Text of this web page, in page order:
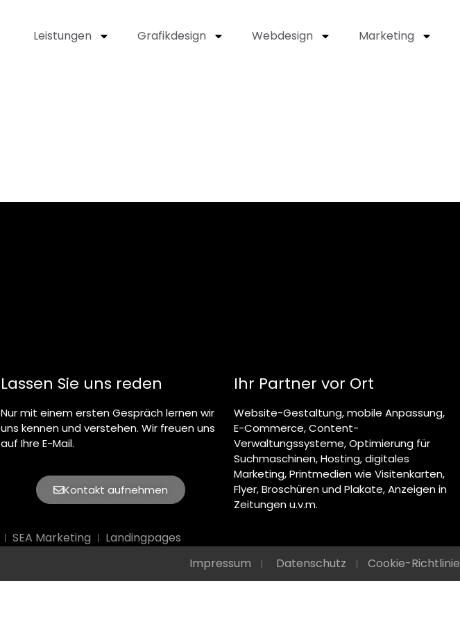
Leistungen Grafikdesign Webdesign Marketing
Lassen Sie uns reden
Nur mit einem ersten Gespräch lernen wir
uns kennen und verstehen. Wir freuen uns
auf Ihre E-Mail.
Kontakt aufnehmen
Ihr Partner vor Ort
Website-Gestaltung, mobile Anpassung,
E-Commerce, Content-
Verwaltungssysteme, Optimierung für
Suchmaschinen, Hosting, digitales
Marketing, Printmedien wie Visitenkarten,
Flyer, Broschüren und Plakate, Anzeigen in
Zeitungen u.v.m.
SEA Marketing Landingpages
Impressum Datenschutz Cookie-Richtlinie